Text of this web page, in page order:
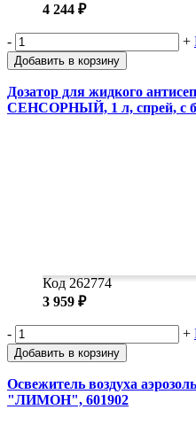
4 244 ₽
- +
Добавить в корзину
Дозатор для жидкого
СЕНСОРНЫЙ, 1 л, спрей, с
Код 262774
3 959 ₽
- +
Добавить в корзину
Освежитель воздуха
"ЛИМОН", 601902